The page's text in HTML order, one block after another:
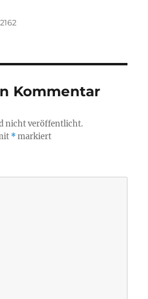
Kommentar
nicht veröffentlicht.
*markiert